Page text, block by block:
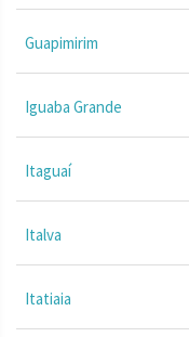
Guapimirim
Iguaba Grande
Itaguaí
Italva
Itatiaia